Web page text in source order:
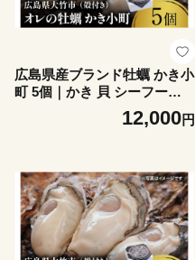
広島県産ブランド牡蠣 かき小
町 5個｜かき 貝 シーフード
オイスター 海鮮 魚介類 濃厚
海の幸 貝類 おおたけカキ 特
12,000円